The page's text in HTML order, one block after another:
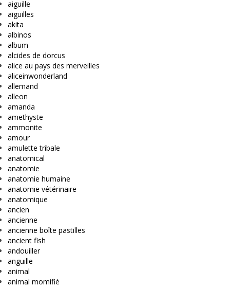
aiguille
aiguilles
akita
albinos
album
alcides de dorcus
alice au pays des merveilles
aliceinwonderland
allemand
alleon
amanda
amethyste
ammonite
amour
amulette tribale
anatomical
anatomie
anatomie humaine
anatomie vétérinaire
anatomique
ancien
ancienne
ancienne boîte pastilles
ancient fish
andouiller
anguille
animal
animal momifié